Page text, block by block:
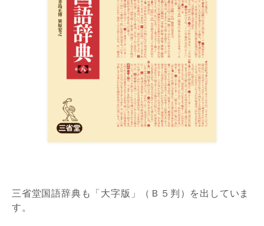
三省堂国語辞典も「大字版」（Ｂ５判）を出していま
す。